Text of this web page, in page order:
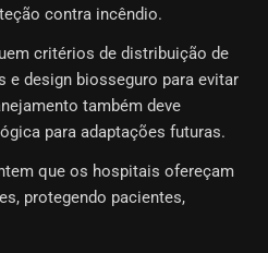
contra incêndio.
critérios de distribuição de
e design biosseguro para evitar
também deve
para adaptações futuras.
que os hospitais ofereçam
protegendo pacientes,